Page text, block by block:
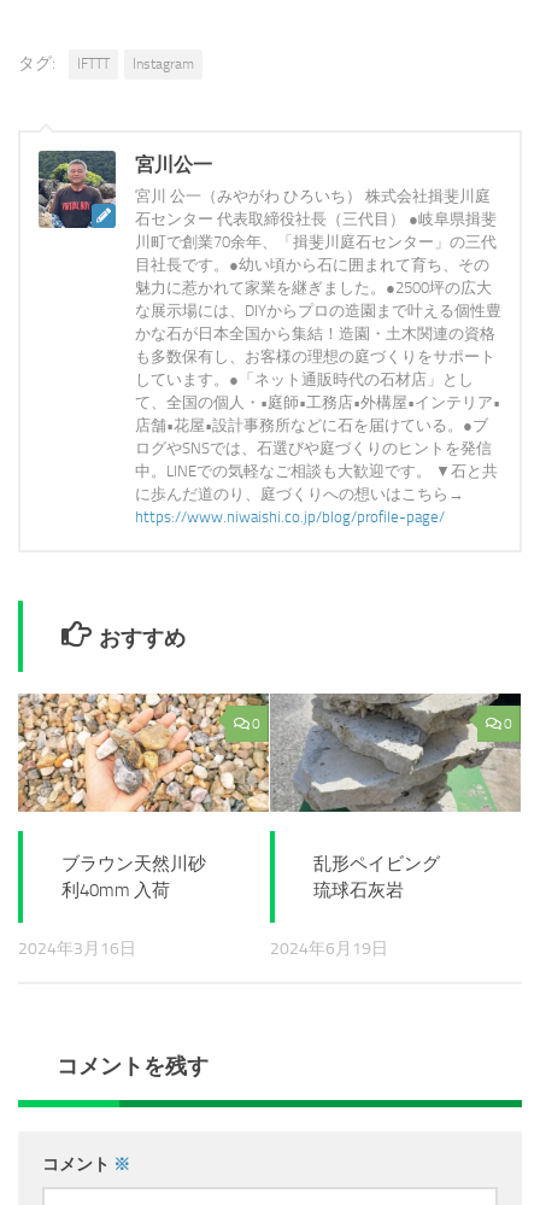
タグ: IFTTT Instagram
宮川公一
宮川 公一（みやがわ ひろいち） 株式会社揖斐川庭
石センター 代表取締役社長（三代目） ●岐阜県揖斐
川町で創業70余年、「揖斐川庭石センター」の三代
目社長です。●幼い頃から石に囲まれて育ち、その
魅力に惹かれて家業を継ぎました。●2500坪の広大
な展示場には、DIYからプロの造園まで叶える個性豊
かな石が日本全国から集結！造園・土木関連の資格
も多数保有し、お客様の理想の庭づくりをサポート
しています。●「ネット通販時代の石材店」とし
て、全国の個人・•庭師•工務店•外構屋•インテリア•
店舗•花屋•設計事務所などに石を届けている。●ブ
ログやSNSでは、石選びや庭づくりのヒントを発信
中。LINEでの気軽なご相談も大歓迎です。 ▼石と共
に歩んだ道のり、庭づくりへの想いはこちら→
https://www.niwaishi.co.jp/blog/profile-page/
おすすめ
0
ブラウン天然川砂
利40mm 入荷
2024年3月16日
0
乱形ペイビング
琉球石灰岩
2024年6月19日
コメントを残す
コメント ※